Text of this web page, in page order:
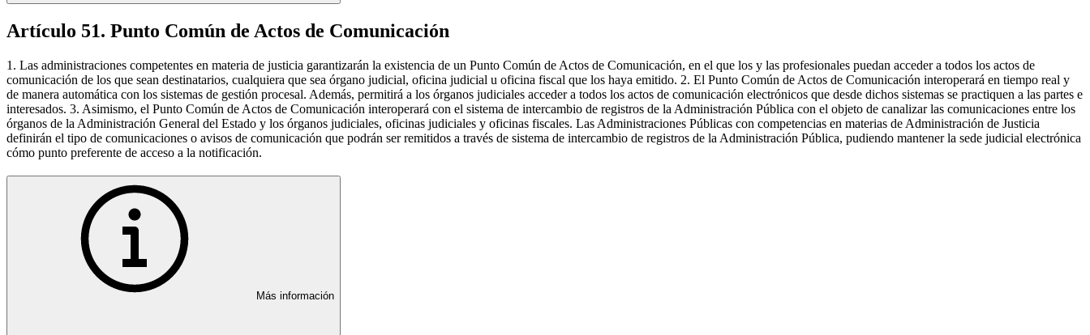
Artículo 51. Punto Común de Actos de Comunicación
1. Las administraciones competentes en materia de justicia garantizarán la existencia de un Punto Común de Actos de Comunicación, en el que los y las profesionales puedan acceder a todos los actos de
comunicación de los que sean destinatarios, cualquiera que sea órgano judicial, oficina judicial u oficina fiscal que los haya emitido. 2. El Punto Común de Actos de Comunicación interoperará en tiempo real y
de manera automática con los sistemas de gestión procesal. Además, permitirá a los órganos judiciales acceder a todos los actos de comunicación electrónicos que desde dichos sistemas se practiquen a las partes e
interesados. 3. Asimismo, el Punto Común de Actos de Comunicación interoperará con el sistema de intercambio de registros de la Administración Pública con el objeto de canalizar las comunicaciones entre los
órganos de la Administración General del Estado y los órganos judiciales, oficinas judiciales y oficinas fiscales. Las Administraciones Públicas con competencias en materias de Administración de Justicia
definirán el tipo de comunicaciones o avisos de comunicación que podrán ser remitidos a través de sistema de intercambio de registros de la Administración Pública, pudiendo mantener la sede judicial electrónica
cómo punto preferente de acceso a la notificación.
Más información